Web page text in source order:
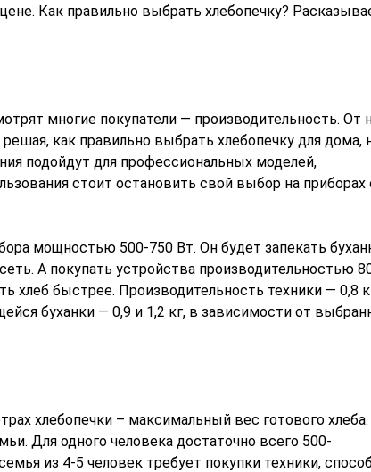
Как правильно выбрать хлебопечку?
многие покупатели — производительность. От
как правильно выбрать хлебопечку для дома,
подойдут для профессиональных моделей,
стоит остановить свой выбор на приборах
мощностью 500-750 Вт. Он будет запекать
А покупать устройства производительностью
хлеб быстрее. Производительность техники — 0,8
буханки — 0,9 и 1,2 кг, в зависимости от
хлебопечки – максимальный вес готового хлеба.
Для одного человека достаточно всего 500-
из 4-5 человек требует покупки техники,